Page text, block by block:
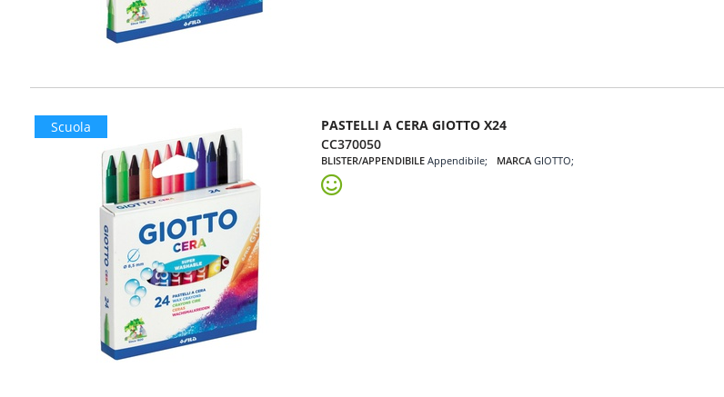
Scuola
PASTELLI A CERA GIOTTO X24
CC370050
BLISTER/APPENDIBILE Appendibile MARCA GIOTTO